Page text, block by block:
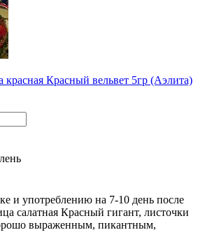
красная Красный вельвет 5гр (Аэлита)
и употреблению на 7-10 день после
салатная Красный гигант, листочки
выраженным, пикантным,